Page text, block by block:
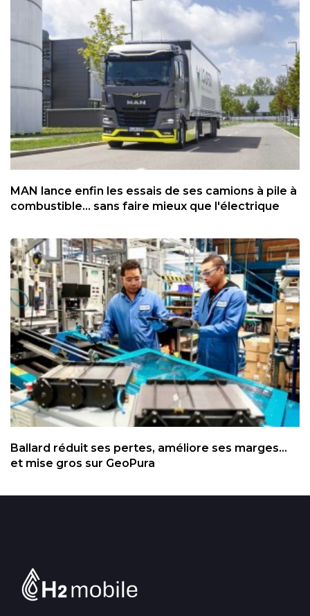
MAN lance enfin les essais de ses camions à pile à
combustible... sans faire mieux que l'électrique
Ballard réduit ses pertes, améliore ses marges...
et mise gros sur GeoPura